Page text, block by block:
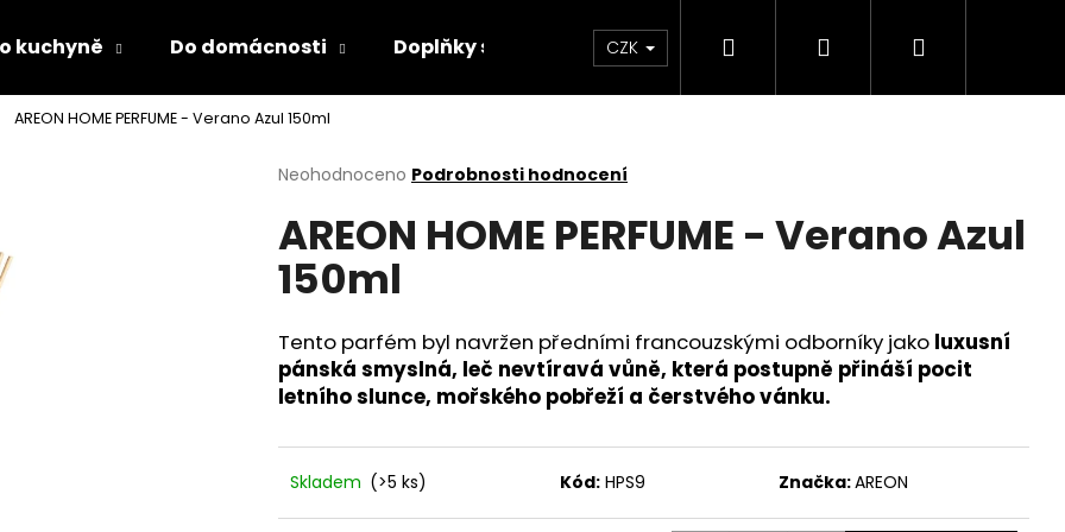
kuchyně Do domácnosti Doplňky s LED světlem Zdraví Výprodej skladových
CZK Hledat PřihlášeníNákupní
AREON HOME PERFUME - Verano Azul 150ml
Průměrné
produktu
je
0,0
hvězdiček.
Neohodnoceno Podrobnosti hodnocení
AREON HOME PERFUME - Verano Azul
150ml
Tento parfém byl navržen předními francouzskými odborníky jako luxusní
pánská smyslná, leč nevtíravá vůně, která postupně přináší pocit
letního slunce, mořského pobřeží a čerstvého vánku.
Skladem (>5 ks) Kód: HPS9 Značka:AREON
Co potřebujete najít?
HLEDAT
PÁNEVNÍ PROLOŽKY SADA 3 KUSY